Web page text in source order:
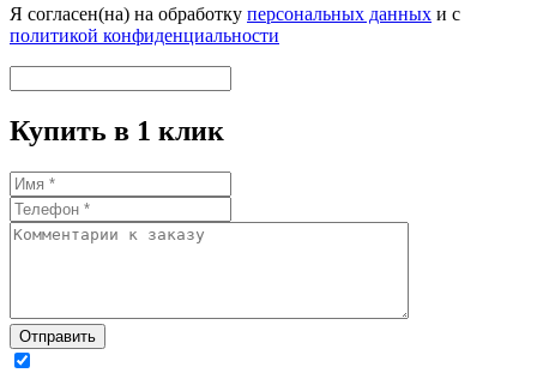
Я согласен(на) на обработку персональных данных и с
политикой конфиденциальности
Купить в 1 клик
Отправить